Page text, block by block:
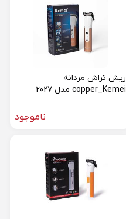
ریش تراش مردانه
copper_Kemei مدل 2027
ناموجود